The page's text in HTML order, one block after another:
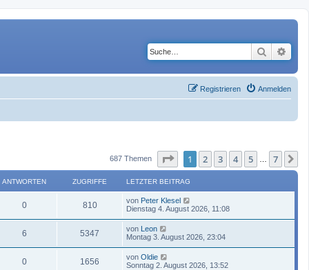
Suche
Anmelden
Registrieren
687 Themen Seite von7
1 2 3 4 5 7
ANTWORTEN ZUGRIFFE LETZTER BEITRAG
0 810 von Peter Klesel
Dienstag 4. August 2026, 11:08
6 5347 von Leon
Montag 3. August 2026, 23:04
0 1656 von Oldie
Sonntag 2. August 2026, 13:52